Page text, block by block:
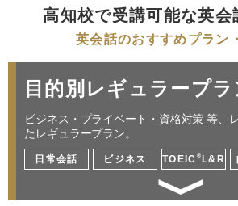
高知校で受講可能な英会
英会話のおすすめプラン
目的別レギュラープラ
ビジネス・プライベート・資格対策 等、
たレギュラープラン。
日常会話 ビジネス TOEIC ® L&R